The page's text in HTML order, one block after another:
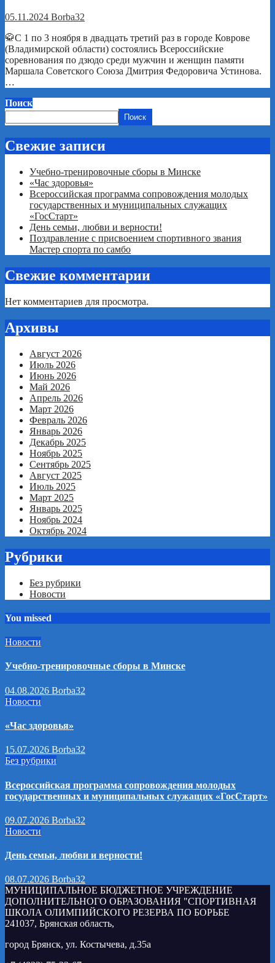
05.11.2024 Borba32
🥋С 1 по 3 ноября в двадцать третий раз в городе Коврове
(Владимирской области) состоялись Всероссийские
соревнования по дзюдо среди мужчин и женщин памяти
Маршала Советского Союза Дмитрия Федоровича Устинова.
…
Поиск
Поиск
Свежие записи
Учебно-тренировочные сборы в Минске
«Час здоровья»
Всероссийская программа сопровождения молодых
государственных и муниципальных служащих
«ГосСтарт»
День семьи, любви и верности!
Поздравление с присвоением спортивного звания
Мастер спорта по самбо
Свежие комментарии
Нет комментариев для просмотра.
Архивы
Август 2026
Июль 2026
Июнь 2026
Май 2026
Апрель 2026
Март 2026
Февраль 2026
Январь 2026
Декабрь 2025
Ноябрь 2025
Сентябрь 2025
Август 2025
Июль 2025
Март 2025
Январь 2025
Ноябрь 2024
Октябрь 2024
Рубрики
Без рубрики
Новости
You missed
Новости
Учебно-тренировочные сборы в Минске
04.08.2026 Borba32
Новости
«Час здоровья»
15.07.2026 Borba32
Без рубрики
Всероссийская программа сопровождения молодых
государственных и муниципальных служащих «ГосСтарт»
09.07.2026 Borba32
Новости
День семьи, любви и верности!
08.07.2026 Borba32
МУНИЦИПАЛЬНОЕ БЮДЖЕТНОЕ УЧРЕЖДЕНИЕ
ДОПОЛНИТЕЛЬНОГО ОБРАЗОВАНИЯ "СПОРТИВНАЯ
ШКОЛА ОЛИМПИЙСКОГО РЕЗЕРВА ПО БОРЬБЕ
241037, Брянская область,
город Брянск, ул. Костычева, д.35а